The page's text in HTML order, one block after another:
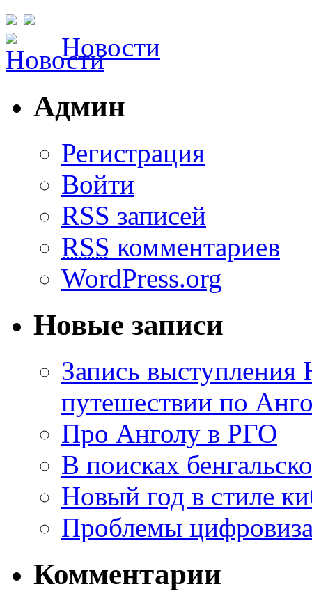
Новости
Админ
Регистрация
Войти
RSS записей
RSS комментариев
WordPress.org
Новые записи
Запись
путешествии по
Про Анголу в РГО
В поисках
Новый год в стиле
Проблемы
Комментарии